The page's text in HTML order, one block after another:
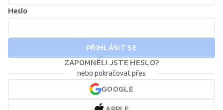
Heslo
PŘIHLÁSIT SE
ZAPOMNĚLI JSTE HESLO?
nebo pokračovat přes
GOOGLE